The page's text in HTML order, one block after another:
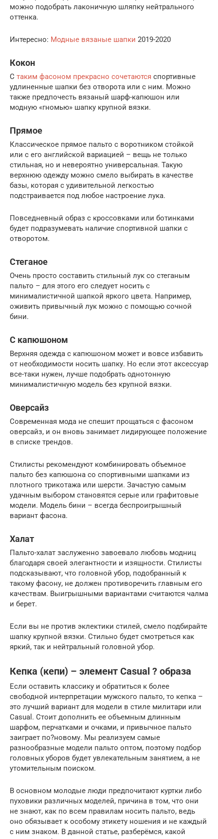
можно подобрать лаконичную шляпку нейтрального
оттенка.
Интересно: Модные вязаные шапки 2019-2020
Кокон
С таким фасоном прекрасно сочетаются спортивные
удлиненные шапки без отворота или с ним. Можно
также предпочесть вязаный шарф-капюшон или
модную «гномью» шапку крупной вязки.
Прямое
Классическое прямое пальто с воротником стойкой
или с его английской вариацией – вещь не только
стильная, но и невероятно универсальная. Такую
верхнюю одежду можно смело выбирать в качестве
базы, которая с удивительной легкостью
подстраивается под любое настроение лука.
Повседневный образ с кроссовками или ботинками
будет подразумевать наличие спортивной шапки с
отворотом.
Стеганое
Очень просто составить стильный лук со стеганым
пальто – для этого его следует носить с
минималистичной шапкой яркого цвета. Например,
оживить привычный лук можно с помощью сочной
бини.
С капюшоном
Верхняя одежда с капюшоном может и вовсе избавить
от необходимости носить шапку. Но если этот аксессуар
все-таки нужен, лучше подобрать однотонную
минималистичную модель без крупной вязки.
Оверсайз
Современная мода не спешит прощаться с фасоном
оверсайз, и он вновь занимает лидирующее положение
в списке трендов.
Стилисты рекомендуют комбинировать объемное
пальто без капюшона со спортивными шапками из
плотного трикотажа или шерсти. Зачастую самым
удачным выбором становятся серые или графитовые
модели. Модель бини – всегда беспроигрышный
вариант фасона.
Халат
Пальто-халат заслуженно завоевало любовь модниц
благодаря своей элегантности и изящности. Стилисты
подсказывают, что головной убор, подобранный к
такому фасону, не должен противоречить главным его
качествам. Выигрышными вариантами считаются чалма
и берет.
Если вы не против эклектики стилей, смело подбирайте
шапку крупной вязки. Стильно будет смотреться как
яркий, так и нейтральный головной убор.
Кепка (кепи) – элемент Casual ? образа
Если оставить классику и обратиться к более
свободной интерпретации мужского пальто, то кепка –
это лучший вариант для модели в стиле милитари или
Casual. Стоит дополнить ее объемным длинным
шарфом, перчатками и очками, и привычное пальто
заиграет по?новому. Мы реализуем самые
разнообразные модели пальто оптом, поэтому подбор
головных уборов будет увлекательным занятием, а не
утомительным поиском.
В основном молодые люди предпочитают куртки либо
пуховики различных моделей, причина в том, что они
не знают, как по всем правилам носить пальто, ведь
оно обязывает к особому этикету ношения и не каждый
с ним знаком. В данной статье, разберёмся, какой